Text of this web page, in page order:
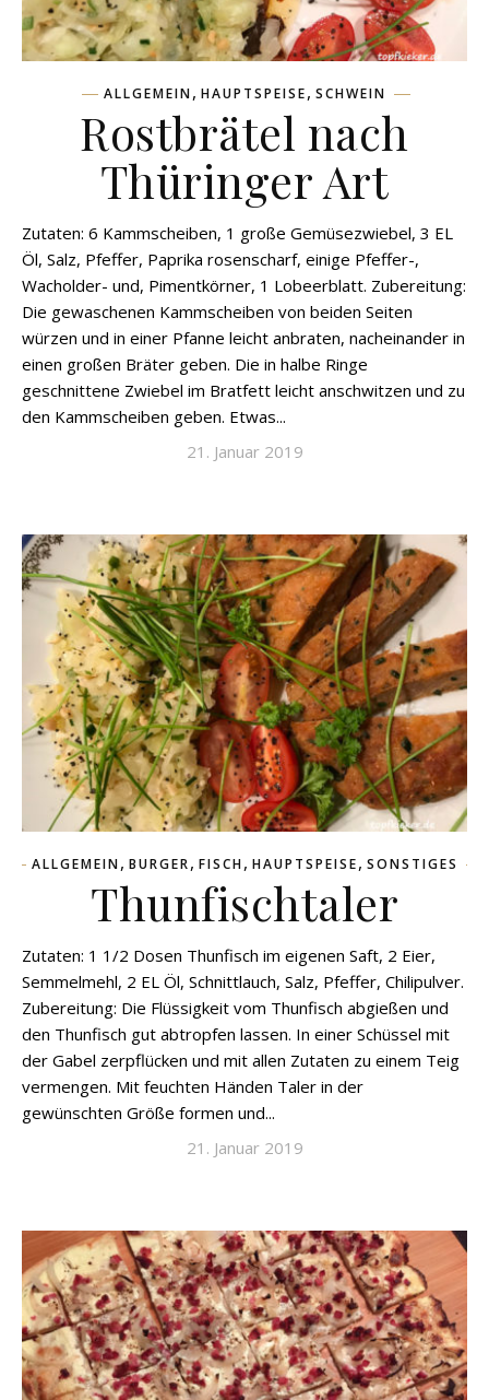
ALLGEMEIN, HAUPTSPEISE, SCHWEIN
Rostbrätel nach
Thüringer Art
Zutaten: 6 Kammscheiben, 1 große Gemüsezwiebel, 3 EL
Öl, Salz, Pfeffer, Paprika rosenscharf, einige Pfeffer-,
Wacholder- und, Pimentkörner, 1 Lobeerblatt. Zubereitung:
Die gewaschenen Kammscheiben von beiden Seiten
würzen und in einer Pfanne leicht anbraten, nacheinander in
einen großen Bräter geben. Die in halbe Ringe
geschnittene Zwiebel im Bratfett leicht anschwitzen und zu
den Kammscheiben geben. Etwas...
21. Januar 2019
ALLGEMEIN, BURGER, FISCH, HAUPTSPEISE, SONSTIGES
Thunfischtaler
Zutaten: 1 1/2 Dosen Thunfisch im eigenen Saft, 2 Eier,
Semmelmehl, 2 EL Öl, Schnittlauch, Salz, Pfeffer, Chilipulver.
Zubereitung: Die Flüssigkeit vom Thunfisch abgießen und
den Thunfisch gut abtropfen lassen. In einer Schüssel mit
der Gabel zerpflücken und mit allen Zutaten zu einem Teig
vermengen. Mit feuchten Händen Taler in der
gewünschten Größe formen und...
21. Januar 2019